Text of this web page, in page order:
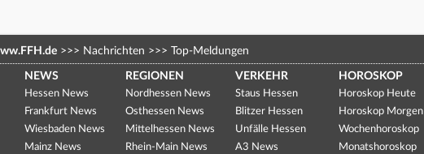
>>> Nachrichten >>> Top-Meldungen
NEWS
Hessen News
Frankfurt News
Wiesbaden News
Mainz News
REGIONEN
Nordhessen News
Osthessen News
Mittelhessen News
Rhein-Main News
VERKEHR
Staus Hessen
Blitzer Hessen
Unfälle Hessen
A3 News
HOROSKOP
Horoskop Heute
Horoskop Morgen
Wochenhoroskop
Monatshoroskop